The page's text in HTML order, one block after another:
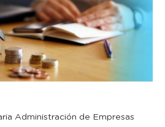
Administración de Empresas